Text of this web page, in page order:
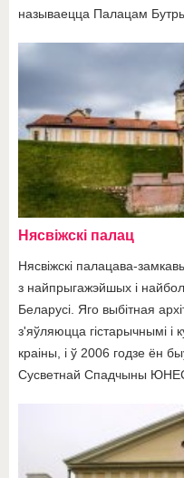
называецца Палацам
Нясвіжскі палац
Нясвіжскі палацава-
з найпрыгажэйшых і
Беларусі. Яго выбітная
з'яўляюцца гістарычнымі і
краіны, і ў 2006 годзе ён
Сусветнай Спадчыны